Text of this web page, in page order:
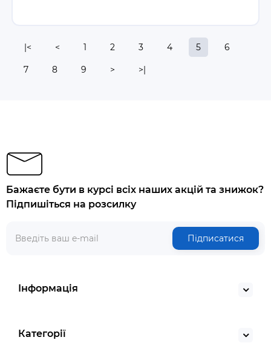
|< < 1 2 3 4 5 6
7 8 9 > >|
Бажаєте бути в курсі всіх наших акцій та знижок?
Підпишіться на розсилку
Підписатися
Інформація
Категорії